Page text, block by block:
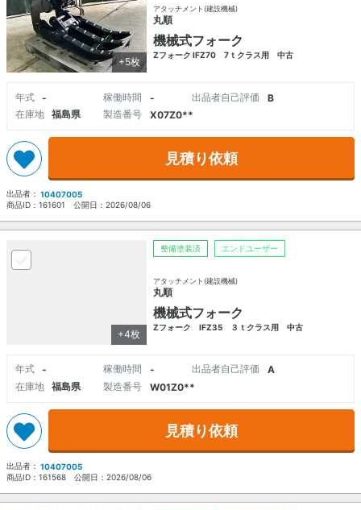
+5枚
アタッチメント(建設機械)
丸順
機械式フォーク
Zフォーク IFZ70 7ｔクラス用 中古
年式 - 稼働時間 - 出品者自己評価
B
在庫地
福島県 製造番号 X07Z0**
見積り依頼
出品者： 10407005
商品ID： 161601 公開日： 2026/08/06
+4枚
整備塗装済 エンドユーザー
アタッチメント(建設機械)
丸順
機械式フォーク
Zフォーク IFZ35 ３ｔクラス用 中古
年式 - 稼働時間 - 出品者自己評価
A
在庫地
福島県 製造番号 W01Z0**
見積り依頼
出品者： 10407005
商品ID： 161568 公開日： 2026/08/06